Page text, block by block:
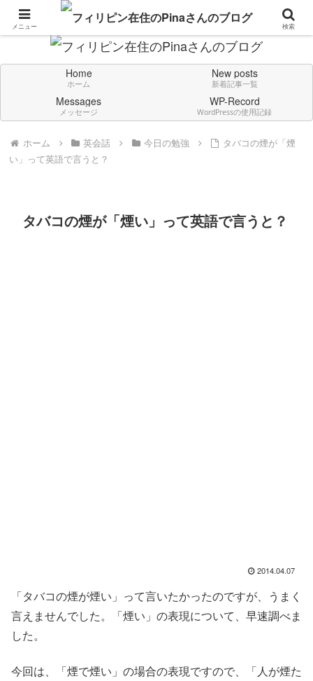
Don't think deeply. Feel always in English.
Home
ホーム
New posts
新着記事一覧
Messages
メッセージ
WP-Record
WordPressの使用記録
ホーム 英会話 今日の勉強
タバコの煙が「煙
い」って英語で言うと？
タバコの煙が「煙い」って英語で言うと？
2014.04.07
「タバコの煙が煙い」って言いたかったのですが、うまく
言えませんでした。「煙い」の表現について、早速調べま
した。
今回は、「煙で煙い」の場合の表現ですので、「人が煙た
メニュー 検索